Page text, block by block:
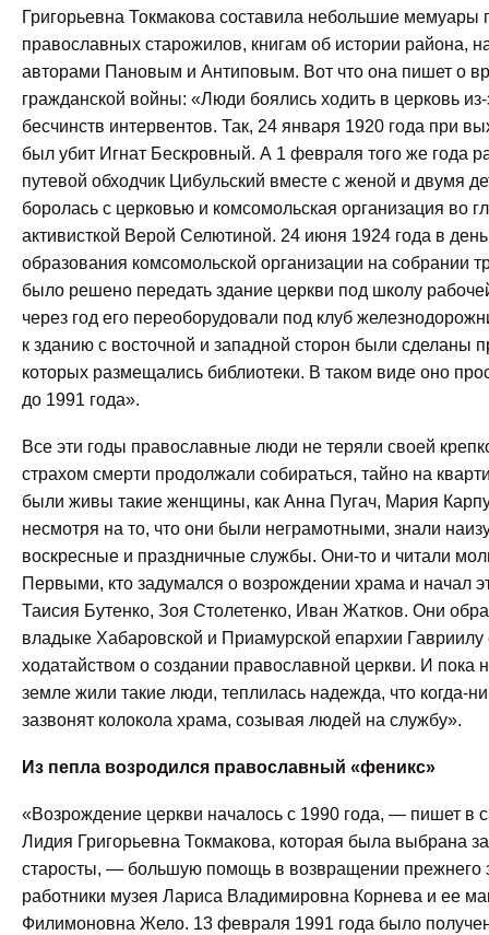
Григорьевна Токмакова составила небольшие мемуары
православных старожилов, книгам об истории района,
авторами Пановым и Антиповым. Вот что она пишет о
гражданской войны: «Люди боялись ходить в церковь из-
бесчинств интервентов. Так, 24 января 1920 года при
был убит Игнат Бескровный. А 1 февраля того же года
путевой обходчик Цибульский вместе с женой и двумя
боролась с церковью и комсомольская организация во
активисткой Верой Селютиной. 24 июня 1924 года в день
образования комсомольской организации на собрании
было решено передать здание церкви под школу
через год его переоборудовали под клуб
к зданию с восточной и западной сторон были сделаны
которых размещались библиотеки. В таком виде оно
до 1991 года».
Все эти годы православные люди не теряли своей
страхом смерти продолжали собираться, тайно на
были живы такие женщины, как Анна Пугач, Мария
несмотря на то, что они были неграмотными, знали
воскресные и праздничные службы. Они-то и читали
Первыми, кто задумался о возрождении храма и начал
Таисия Бутенко, Зоя Столетенко, Иван Жатков. Они
владыке Хабаровской и Приамурской епархии Гавриилу
ходатайством о создании православной церкви. И пока
земле жили такие люди, теплилась надежда, что когда-
зазвонят колокола храма, созывая людей на службу».
Из пепла возродился православный «феникс»
«Возрождение церкви началось с 1990 года, — пишет в
Лидия Григорьевна Токмакова, которая была выбрана
старосты, — большую помощь в возвращении прежнего
работники музея Лариса Владимировна Корнева и ее
Филимоновна Жело. 13 февраля 1991 года было